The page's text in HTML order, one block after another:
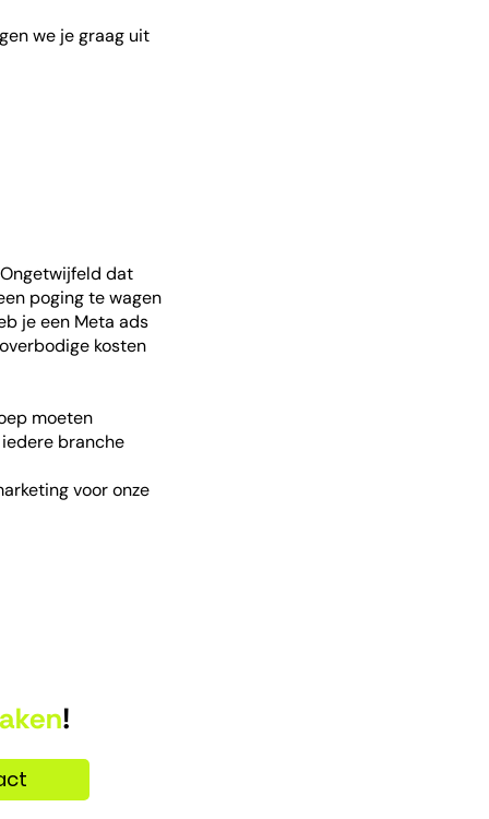
we je graag uit
dat
poging te wagen
je een Meta ads
kosten
moeten
branche
voor onze
!